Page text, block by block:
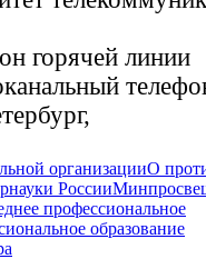
горячей линии
организацииО
России
профессиональное
образование